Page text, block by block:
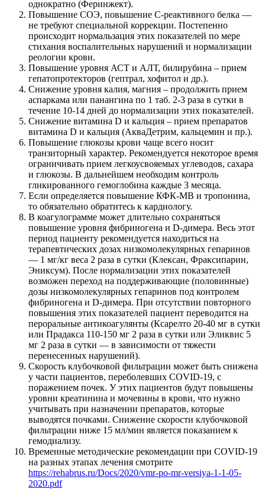
однократно (Феринжект).
Повышение СОЭ, повышение С-реактивного белка —
не требуют специальной коррекции. Постепенно
происходит нормальзация этих показателей по мере
стихания воспалительных нарушений и нормализации
реологии крови.
Повышение уровня АСТ и АЛТ, билирубина – прием
гепатопротекторов (гептрал, хофитол и др.).
Снижение уровня калия, магния – продолжить прием
аспаркама или панангина по 1 таб. 2-3 раза в сутки в
течение 10-14 дней до нормализации этих показателей.
Снижение витамина D и кальция – прием препаратов
витамина D и кальция (АкваДетрим, кальцемин и пр.).
Повышение глюкозы крови чаще всего носит
транзиторный характер. Рекомендуется некоторое время
ограничивать прием легкоусвояемых углеводов, сахара
и глюкозы. В дальнейшем необходим контроль
гликированного гемоглобина каждые 3 месяца.
Если определяется повышение КФК-МВ и тропонина,
то обязательно обратитесь к кардиологу.
В коагулограмме может длительно сохраняться
повышение уровня фибриногена и D-димера. Весь этот
период пациенту рекомендуется находиться на
терапевтических дозах низкомолекулярных гепаринов
— 1 мг/кг веса 2 раза в сутки (Клексан, Фраксипарин,
Эниксум). После нормализации этих показателей
возможен переход на поддерживающие (половинные)
дозы низкомолекулярных гепаринов под контролем
фибриногена и D-димера. При отсутствии повторного
повышения этих показателей пациент переводится на
пероральные антикоагулянты (Ксарелто 20-40 мг в сутки
или Прадакса 110-150 мг 2 раза в сутки или Эликвис 5
мг 2 раза в сутки — в зависимости от тяжести
перенесенных нарушений).
Скорость клубочковой фильтрации может быть снижена
у части пациентов, переболевших COVID-19, с
поражением почек. У этих пациентов будут повышены
уровни креатинина и мочевины в крови, что нужно
учитывать при назначении препаратов, которые
выводятся почками. Снижение скорости клубочковой
фильтрации ниже 15 мл/мин является показанием к
гемодиализу.
Временные методические рекомендации при COVID-19
на разных этапах лечения смотрите
https://rehabrus.ru/Docs/2020/vmr-po-mr-versiya-1-1-05-
2020.pdf